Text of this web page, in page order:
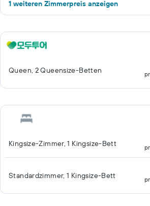
1 weiteren Zimmerpreis anzeigen
Queen, 2 Queensize-Betten
Kingsize-Zimmer, 1 Kingsize-Bett
Standardzimmer, 1 Kingsize-Bett